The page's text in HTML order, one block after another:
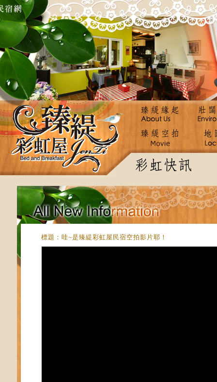
標題：哇~是臻緹彩虹屋民宿空拍影片耶！